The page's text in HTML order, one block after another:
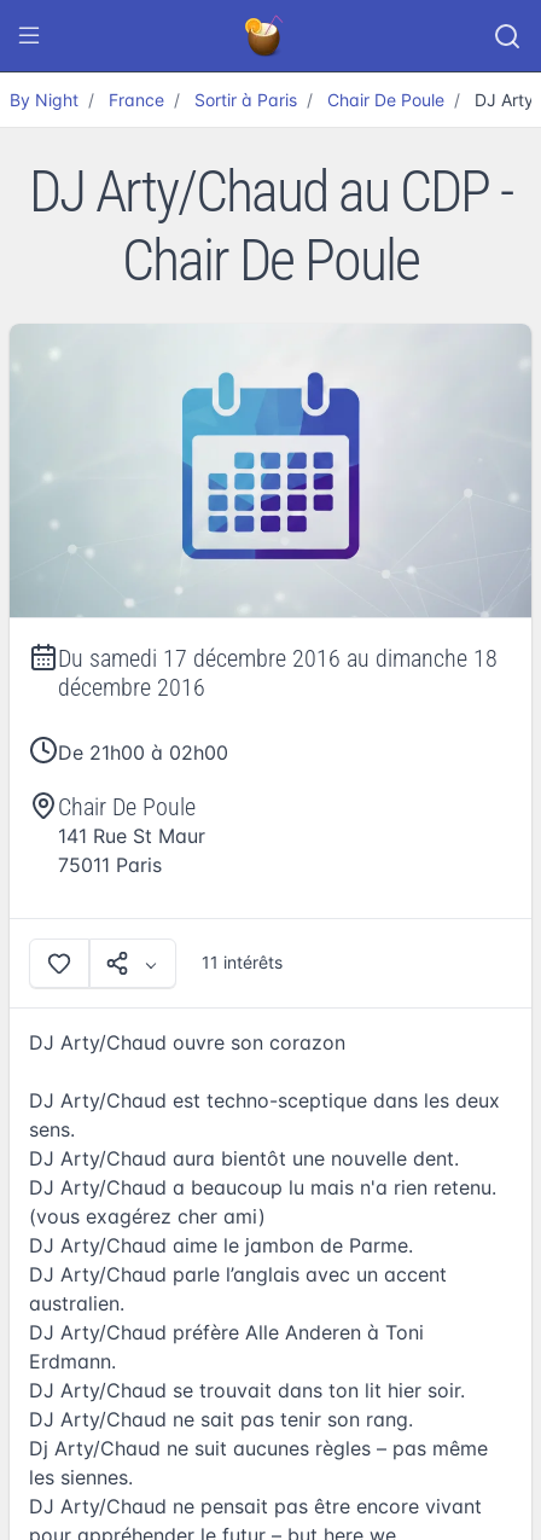
By Night France Sortir à Paris Chair De Poule DJ
DJ Arty/Chaud au CDP -
Chair De Poule
Du samedi 17 décembre 2016 au dimanche 18
décembre 2016
De 21h00 à 02h00
Chair De Poule
141 Rue St Maur
75011 Paris
11 intérêts
DJ Arty/Chaud ouvre son corazon
DJ Arty/Chaud est techno-sceptique dans les deux
sens.
DJ Arty/Chaud aura bientôt une nouvelle dent.
DJ Arty/Chaud a beaucoup lu mais n'a rien retenu.
(vous exagérez cher ami)
DJ Arty/Chaud aime le jambon de Parme.
DJ Arty/Chaud parle l’anglais avec un accent
australien.
DJ Arty/Chaud préfère Alle Anderen à Toni
Erdmann.
DJ Arty/Chaud se trouvait dans ton lit hier soir.
DJ Arty/Chaud ne sait pas tenir son rang.
Dj Arty/Chaud ne suit aucunes règles – pas même
les siennes.
DJ Arty/Chaud ne pensait pas être encore vivant
pour appréhender le futur – but here we